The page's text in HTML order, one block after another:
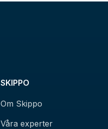
SKIPPO
Om Skippo
Våra experter